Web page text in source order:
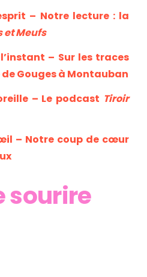
– Notre lecture : la
et Meufs
– Sur les traces
de Gouges à Montauban
– Le podcast Tiroir
– Notre coup de cœur
sourire